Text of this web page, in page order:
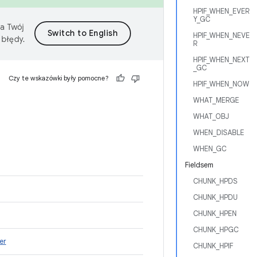
HPIF_WHEN_EVER
Y_GC
HPIF_WHEN_NEVE
R
HPIF_WHEN_NEXT
_GC
HPIF_WHEN_NOW
WHAT_MERGE
WHAT_OBJ
WHEN_DISABLE
WHEN_GC
Fieldsem
CHUNK_HPDS
CHUNK_HPDU
CHUNK_HPEN
CHUNK_HPGC
CHUNK_HPIF
Twój
Czy te wskazówki były pomocne?